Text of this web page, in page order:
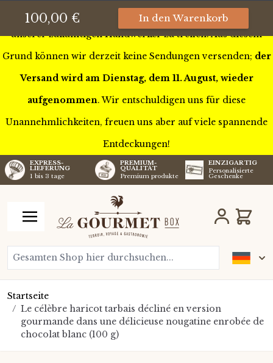
Wir sind diese Woche auf Tour durch Frankreich, um einige
unserer zukünftigen Handwerker zu treffen. Aus diesem
Grund können wir derzeit keine Sendungen versenden; der
Versand wird am Dienstag, dem 11. August, wieder
aufgenommen. Wir entschuldigen uns für diese
Unannehmlichkeiten, freuen uns aber auf viele spannende
Entdeckungen!
EXPRESS-
LIEFERUNG
1 bis 3 tage
PREMIUM-
QUALITÄT
Premium produkte
EINZIGARTIG
Personalisierte
Geschenke
Gesamten Shop hier durchsuchen...
Wagen
Startseite
/ Le célèbre haricot tarbais décliné en version
gourmande dans une délicieuse nougatine enrobée de
chocolat blanc (100 g)
100,00 € In den Warenkorb